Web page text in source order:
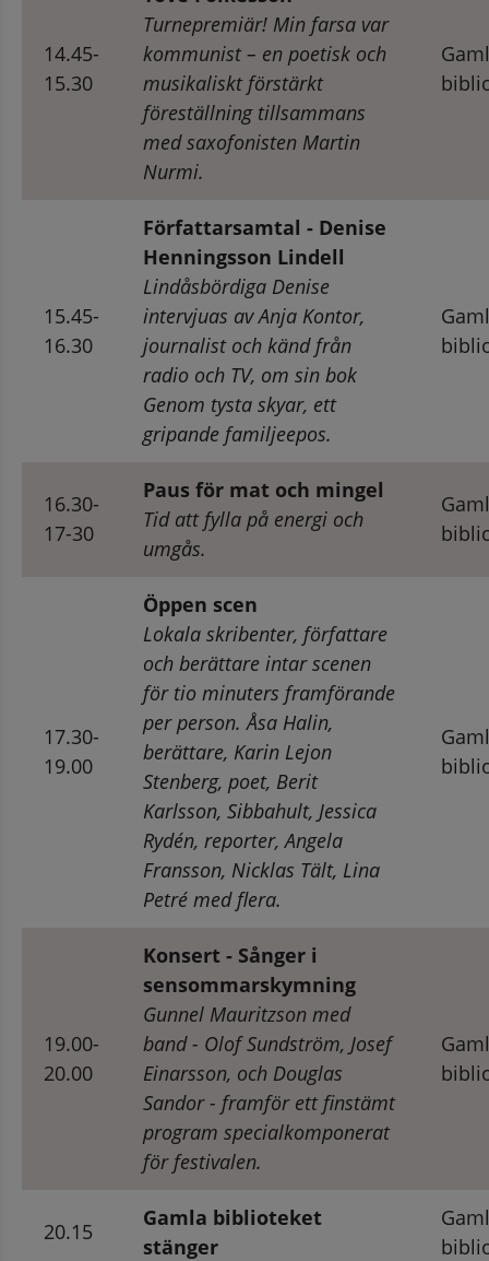
14.45-
15.30
Turnepremiär! Min farsa var
kommunist – en poetisk och
musikaliskt förstärkt
föreställning tillsammans
med saxofonisten Martin
Nurmi.
15.45-
16.30
Författarsamtal - Denise
Henningsson Lindell
Lindåsbördiga Denise
intervjuas av Anja Kontor,
journalist och känd från
radio och TV, om sin bok
Genom tysta skyar, ett
gripande familjeepos.
16.30-
17-30
Paus för mat och mingel
Tid att fylla på energi och
umgås.
17.30-
19.00
Öppen scen
Lokala skribenter, författare
och berättare intar scenen
för tio minuters framförande
per person. Åsa Halin,
berättare, Karin Lejon
Stenberg, poet, Berit
Karlsson, Sibbahult, Jessica
Rydén, reporter, Angela
Fransson, Nicklas Tält, Lina
Petré med flera.
19.00-
20.00
Konsert - Sånger i
sensommarskymning
Gunnel Mauritzson med
band - Olof Sundström, Josef
Einarsson, och Douglas
Sandor - framför ett finstämt
program specialkomponerat
för festivalen.
20.15
Gamla biblioteket
stänger